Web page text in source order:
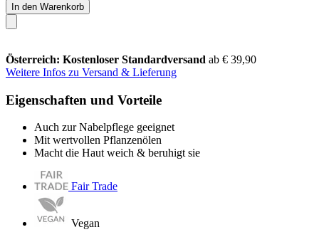
In den Warenkorb
Österreich: Kostenloser Standardversand ab € 39,90
Weitere Infos zu Versand & Lieferung
Eigenschaften und Vorteile
Auch zur Nabelpflege geeignet
Mit wertvollen Pflanzenölen
Macht die Haut weich & beruhigt sie
Fair Trade
Vegan